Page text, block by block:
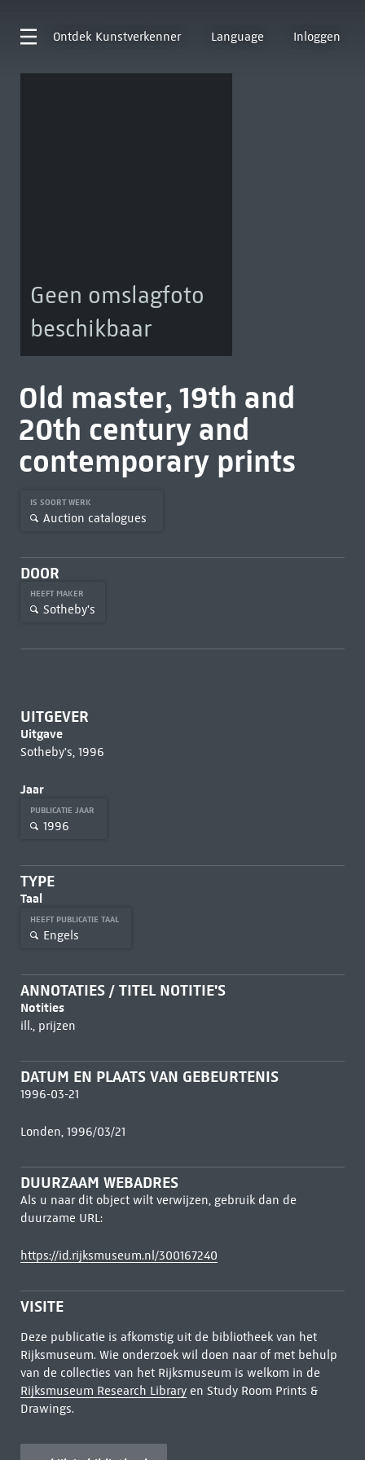
Ontdek Kunstverkenner Language Inloggen
Geen omslagfoto
beschikbaar
Old master, 19th and
20th century and
contemporary prints
IS SOORT WERK
Auction catalogues
DOOR
HEEFT MAKER
Sotheby's
UITGEVER
Uitgave
Sotheby's, 1996
Jaar
PUBLICATIE JAAR
1996
TYPE
Taal
HEEFT PUBLICATIE TAAL
Engels
ANNOTATIES / TITEL NOTITIE'S
Notities
ill., prijzen
DATUM EN PLAATS VAN GEBEURTENIS
1996-03-21
Londen, 1996/03/21
DUURZAAM WEBADRES
Als u naar dit object wilt verwijzen, gebruik dan de
duurzame URL:
https://id.rijksmuseum.nl/300167240
VISITE
Deze publicatie is afkomstig uit de bibliotheek van het
Rijksmuseum. Wie onderzoek wil doen naar of met behulp
van de collecties van het Rijksmuseum is welkom in de
Rijksmuseum Research Libraryen Study Room Prints &
Drawings.